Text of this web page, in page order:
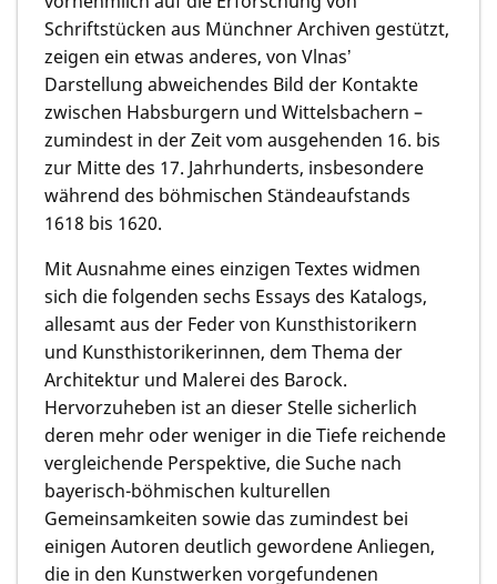
Schriftstücken aus Münchner Archiven gestützt,
zeigen ein etwas anderes, von Vlnasʼ
Darstellung abweichendes Bild der Kontakte
zwischen Habsburgern und Wittelsbachern –
zumindest in der Zeit vom ausgehenden 16. bis
zur Mitte des 17. Jahrhunderts, insbesondere
während des böhmischen Ständeaufstands
1618 bis 1620.
Mit Ausnahme eines einzigen Textes widmen
sich die folgenden sechs Essays des Katalogs,
allesamt aus der Feder von Kunsthistorikern
und Kunsthistorikerinnen, dem Thema der
Architektur und Malerei des Barock.
Hervorzuheben ist an dieser Stelle sicherlich
deren mehr oder weniger in die Tiefe reichende
vergleichende Perspektive, die Suche nach
bayerisch-böhmischen kulturellen
Gemeinsamkeiten sowie das zumindest bei
einigen Autoren deutlich gewordene Anliegen,
die in den Kunstwerken vorgefundenen